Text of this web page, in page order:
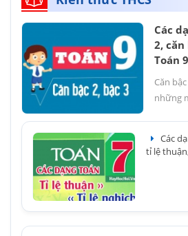
Các
2, căn
Toán
Căn
những
Các
tỉ lệ